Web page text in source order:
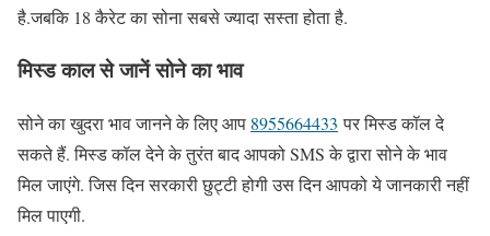
है.जबकि 18 कैरेट का सोना सबसे ज्यादा सस्ता होता है.
मिस्ड काल से जानें सोने का भाव
सोने का खुदरा भाव जानने के लिए आप 8955664433 पर मिस्ड कॉल दे
सकते हैं. मिस्ड कॉल देने के तुरंत बाद आपको SMS के द्वारा सोने के भाव
मिल जाएंगे. जिस दिन सरकारी छुट्टी होगी उस दिन आपको ये जानकारी नहीं
मिल पाएगी.